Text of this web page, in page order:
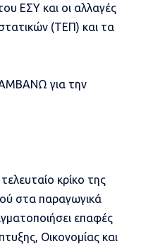
ΕΣΥ και οι αλλαγές
(ΤΕΠ) και τα
για την
κρίκο της
στα παραγωγικά
επαφές
Οικονομίας και